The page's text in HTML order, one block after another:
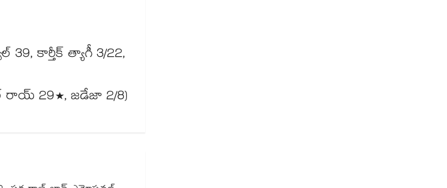
39, కార్తీక్‌‌‌‌‌‌‌‌‌‌‌‌‌‌‌‌‌‌‌‌‌‌‌‌‌‌‌‌‌‌‌‌‌‌‌‌‌‌‌‌‌‌‌‌‌‌‌‌‌‌‌‌‌‌‌‌‌‌‌‌‌‌‌‌‌‌‌‌‌‌‌‌‌‌‌‌‌‌‌‌‌‌‌‌‌‌‌‌‌‌‌‌‌‌‌‌‌‌‌‌‌‌‌‌‌‌‌‌‌‌‌‌‌‌‌‌‌‌‌‌‌‌‌‌‌‌‌‌ త్యాగీ 3/22,
రాయ్‌‌‌‌‌‌‌‌‌‌‌‌‌‌‌‌‌‌‌‌‌‌‌‌‌‌‌‌‌‌‌‌‌‌‌‌‌‌‌‌‌‌‌‌‌‌‌‌‌‌‌‌‌‌‌‌‌‌‌‌‌‌‌‌‌‌‌‌‌‌‌‌‌‌‌‌‌‌‌‌‌‌‌‌‌‌‌‌‌‌‌‌‌‌‌‌‌‌‌‌‌‌‌‌‌‌‌‌‌‌‌‌‌‌‌‌‌‌‌‌‌‌‌‌‌‌‌‌ 29*, జడేజా 2/8)